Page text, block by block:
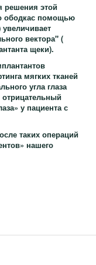
решения этой
ободкас помощью
увеличивает
вектора" (
щеки).
мягких тканей
угла глаза
отрицательный
у пациента с
таких операций
нашего